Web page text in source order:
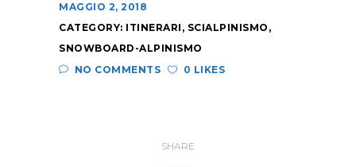
MAGGIO 2, 2018
CATEGORY: ITINERARI , SCIALPINISMO ,
SNOWBOARD-ALPINISMO
NO COMMENTS
0 LIKES
SHARE